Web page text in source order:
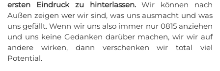
ersten Eindruck zu hinterlassen.Wir können nach
Außen zeigen wer wir sind, was uns ausmacht und was
uns gefällt. Wenn wir uns also immer nur 0815 anziehen
und uns keine Gedanken darüber machen, wir wir auf
andere wirken, dann verschenken wir total viel
Potential.